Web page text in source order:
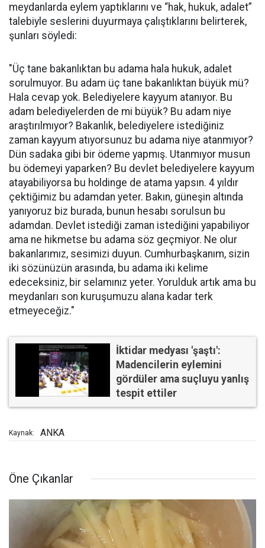
meydanlarda eylem yaptıklarını ve “hak, hukuk, adalet”
talebiyle seslerini duyurmaya çalıştıklarını belirterek,
şunları söyledi:
"Üç tane bakanlıktan bu adama hala hukuk, adalet
sorulmuyor. Bu adam üç tane bakanlıktan büyük mü?
Hala cevap yok. Belediyelere kayyum atanıyor. Bu
adam belediyelerden de mi büyük? Bu adam niye
araştırılmıyor? Bakanlık, belediyelere istediğiniz
zaman kayyum atıyorsunuz bu adama niye atanmıyor?
Dün sadaka gibi bir ödeme yapmış. Utanmıyor musun
bu ödemeyi yaparken? Bu devlet belediyelere kayyum
atayabiliyorsa bu holdinge de atama yapsın. 4 yıldır
çektiğimiz bu adamdan yeter. Bakın, güneşin altında
yanıyoruz biz burada, bunun hesabı sorulsun bu
adamdan. Devlet istediği zaman istediğini yapabiliyor
ama ne hikmetse bu adama söz geçmiyor. Ne olur
bakanlarımız, sesimizi duyun. Cumhurbaşkanım, sizin
iki sözünüzün arasında, bu adama iki kelime
edeceksiniz, bir selamınız yeter. Yorulduk artık ama bu
meydanları son kuruşumuzu alana kadar terk
etmeyeceğiz."
İktidar medyası 'şaştı':
Madencilerin eylemini
gördüler ama suçluyu yanlış
tespit ettiler
Kaynak: ANKA
Öne Çıkanlar